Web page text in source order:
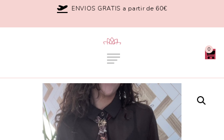
ENVIOS GRATIS a partir de 60€
0